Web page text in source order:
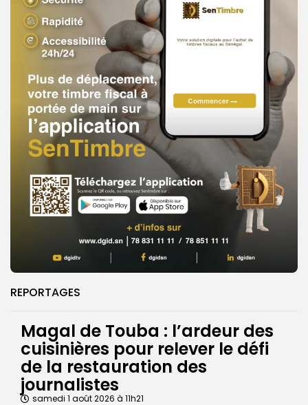
REPORTAGES
Magal de Touba : l’ardeur des
cuisinières pour relever le défi
de la restauration des
journalistes
samedi 1 août 2026 à 11h21